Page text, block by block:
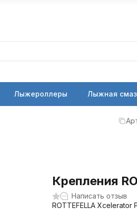
Лыжероллеры Лыжная
Крепления
Написать отзыв
ROTTEFELLA